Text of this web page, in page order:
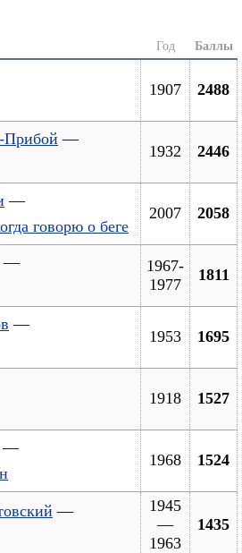
Год Баллы
1907 2488
Прибой —
1932 2446
—
говорю о беге
2007 2058
—
1967-
1977
1811
—
1953 1695
1918 1527
—
1968 1524
—
1945
—
1963
1435